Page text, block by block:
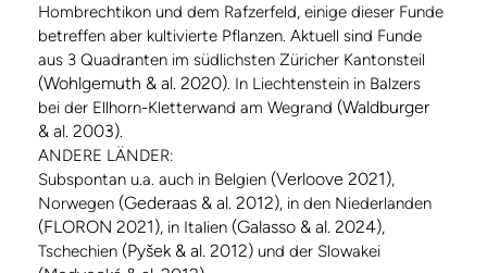
Hombrechtikon und dem Rafzerfeld, einige dieser Funde
betreffen aber kultivierte Pflanzen. Aktuell sind Funde
aus 3 Quadranten im südlichsten Züricher Kantonsteil
(Wohlgemuth & al. 2020). In Liechtenstein in Balzers
bei der Ellhorn-Kletterwand am Wegrand (Waldburger
& al. 2003).
ANDERE LÄNDER:
Subspontan u.a. auch in Belgien (Verloove 2021),
Norwegen (Gederaas & al. 2012), in den Niederlanden
(FLORON 2021), in Italien (Galasso & al. 2024),
Tschechien (Pyšek & al. 2012) und der Slowakei